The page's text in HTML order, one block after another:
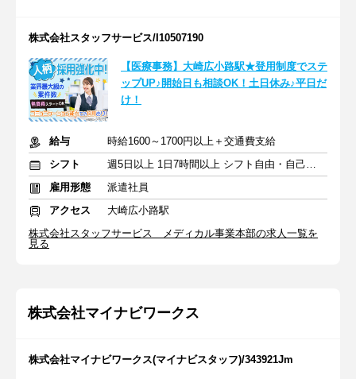
株式会社スタッフサービス/I10507190
【医療事務】大崎広小路駅★登用制度でステ
ップUP♪開始日も相談OK！土日休み♪平日だ
け！
給与
時給1600～1700円以上＋交通費支給
シフト
週5日以上 1日7時間以上 シフト自由・自己申告
雇用形態
派遣社員
アクセス
大崎広小路駅
株式会社スタッフサービス メディカル事業本部の求人一覧を
見る
株式会社マイナビワークス
株式会社マイナビワークス(マイナビスタッフ)/343921Jm